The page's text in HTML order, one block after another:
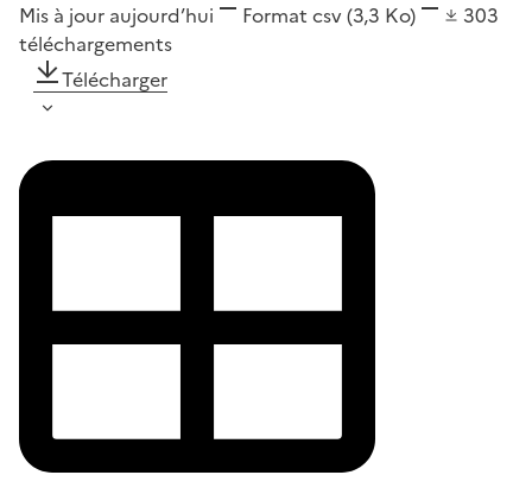
Mis à jour aujourd’hui Format csv(3,3 Ko)
303
téléchargements
Télécharger